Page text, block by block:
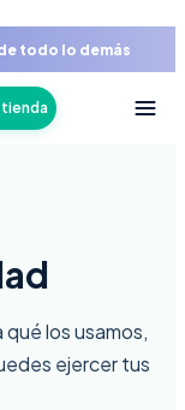
todo lo demás
tienda
los usamos,
ejercer tus